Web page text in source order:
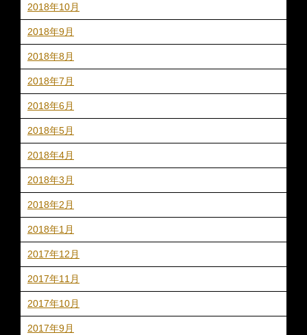
2018年10月
2018年9月
2018年8月
2018年7月
2018年6月
2018年5月
2018年4月
2018年3月
2018年2月
2018年1月
2017年12月
2017年11月
2017年10月
2017年9月